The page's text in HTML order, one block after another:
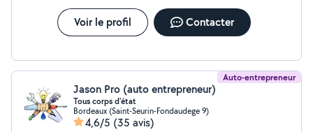
Voir le profil Contacter
Auto-entrepreneur
Jason Pro (auto entrepreneur)
Tous corps d'état
Bordeaux (Saint-Seurin-Fondaudege 9)
4,6/5 (35 avis)